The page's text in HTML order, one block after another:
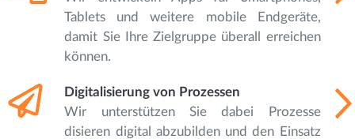
Tablets und weitere mobile Endgeräte,
damit Sie Ihre Zielgruppe überall erreichen
können.
Digitalisierung von Prozessen
Wir unterstützen Sie dabei Prozesse
disieren digital abzubilden und den Einsatz